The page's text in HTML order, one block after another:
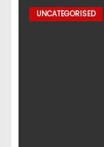
UNCATEGORISED